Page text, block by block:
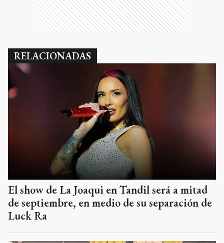
RELACIONADAS
El show de La Joaqui en Tandil será a mitad
de septiembre, en medio de su separación de
Luck Ra